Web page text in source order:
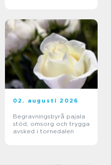
02. augusti 2026
Begravningsbyrå pajala
stöd, omsorg och trygga
avsked i tornedalen